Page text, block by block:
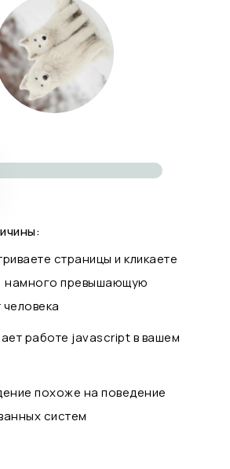
страницы и кликаете
намного превышающую
работе javascript в вашем
похоже на поведение
систем